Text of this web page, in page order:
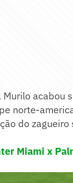
acabou
norte-
do
Miami x